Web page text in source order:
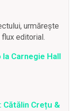
urmărește
editorial.
Carnegie Hall
Crețu &